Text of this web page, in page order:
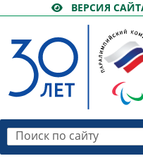
ВЕРСИЯ
Поиск по сайту